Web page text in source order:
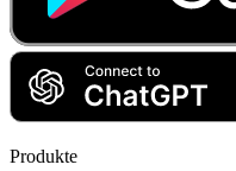
Produkte